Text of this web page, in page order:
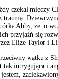
czekał między
traumą.
Abby, że to
przyjaźń się
Elize Taylor i
wątku z
tak intrygująca i
jestem,